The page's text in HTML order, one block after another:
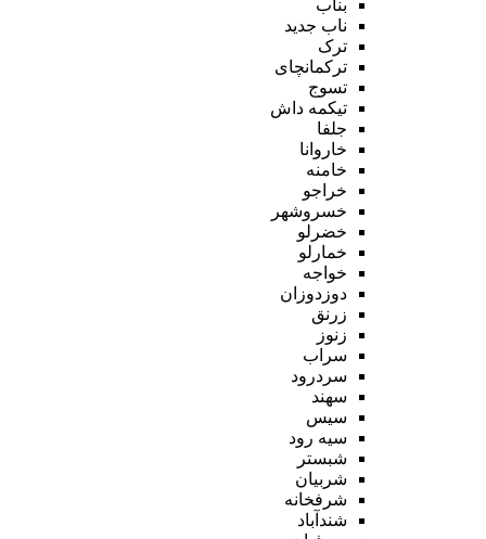
بناب
ناب جدید
ترک
ترکمانچای
تسوج
تیکمه داش
جلفا
خاروانا
خامنه
خراجو
خسروشهر
خضرلو
خمارلو
خواجه
دوزدوزان
زرنق
زنوز
سراب
سردرود
سهند
سیس
سیه رود
شبستر
شربیان
شرفخانه
شندآباد